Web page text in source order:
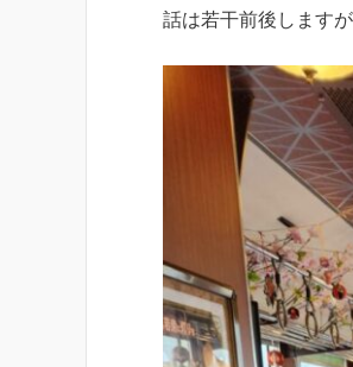
話は若干前後します